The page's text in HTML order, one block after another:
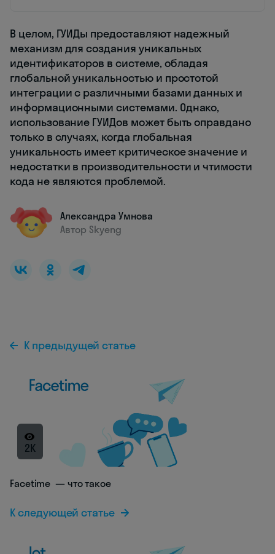
В целом, ГУИДы предоставляют надежный
механизм для создания уникальных
идентификаторов в системе, обладая
глобальной уникальностью и простотой
интеграции с различными базами данных и
информационными системами. Однако,
использование ГУИДов может быть оправдано
только в случаях, когда глобальная
уникальность имеет критическое значение и
недостатки в производительности и чтимости
кода не являются проблемой.
Александра Умнова
Автор Skyeng
К предыдущей статье
2K
Facetime — что такое
К следующей статье